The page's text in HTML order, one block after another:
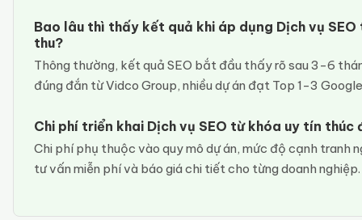
Bao lâu thì thấy kết quả khi áp dụng Dịch vụ
thu?
Thông thường, kết quả SEO bắt đầu thấy rõ sau 3-6
đúng đắn từ Vidco Group, nhiều dự án đạt Top 1-3
Chi phí triển khai Dịch vụ SEO từ khóa uy tín
Chi phí phụ thuộc vào quy mô dự án, mức độ cạnh tranh
tư vấn miễn phí và báo giá chi tiết cho từng doanh